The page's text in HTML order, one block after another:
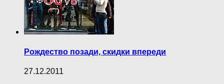
Рождество позади, скидки впереди
27.12.2011